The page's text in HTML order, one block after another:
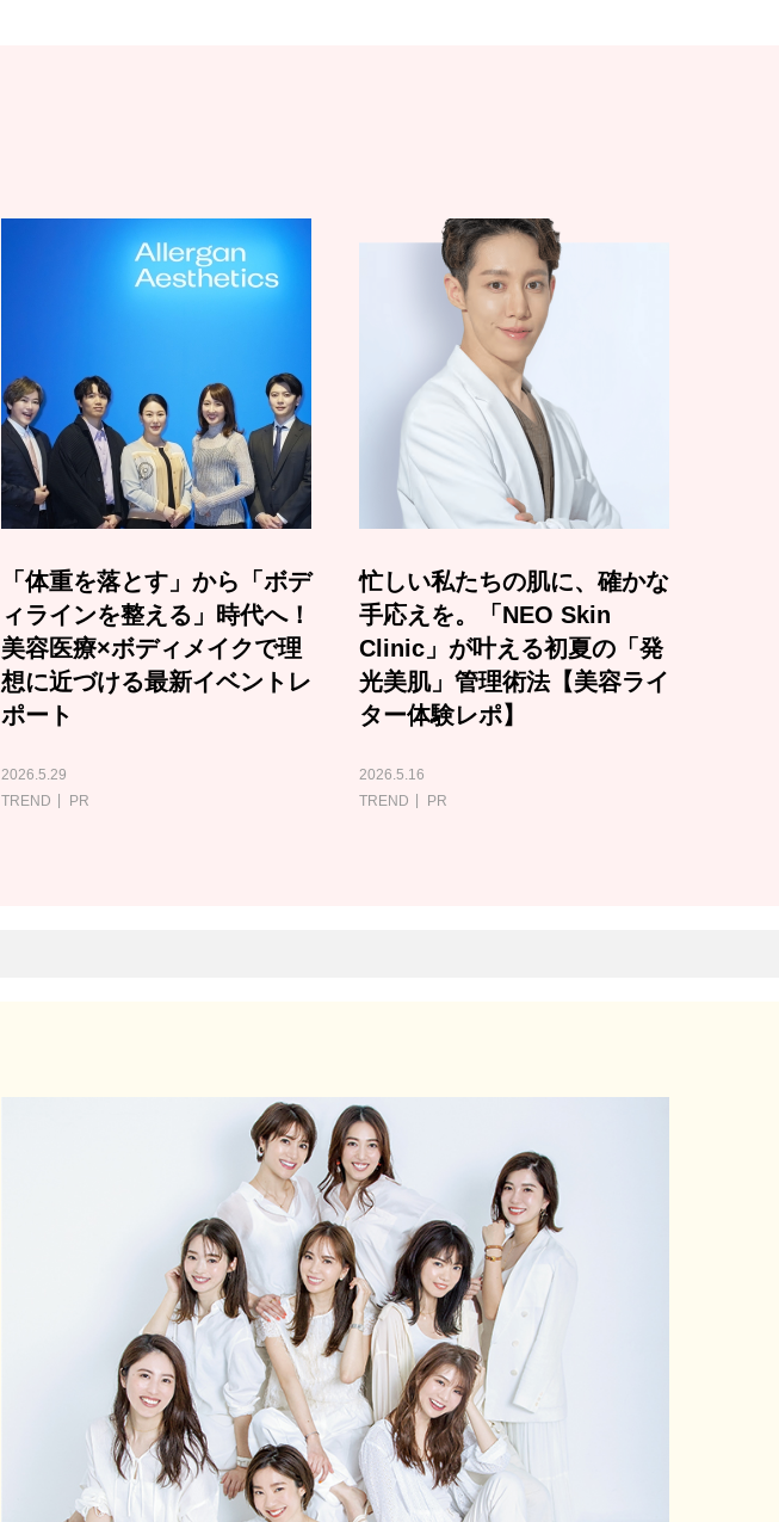
「体重を落とす」から「ボデ
ィラインを整える」時代へ！
美容医療×ボディメイクで理
想に近づける最新イベントレ
ポート
2026.5.29
TREND
PR
忙しい私たちの肌に、確かな
手応えを。「NEO Skin
Clinic」が叶える初夏の「発
光美肌」管理術法【美容ライ
ター体験レポ】
2026.5.16
TREND
PR